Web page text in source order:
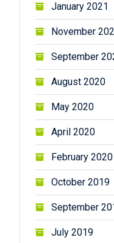
January 2021
November
September
August 2020
May 2020
April 2020
February 2020
October 2019
September
July 2019